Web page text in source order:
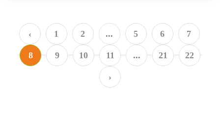
‹ 1 2 ... 5 6 7
8 9 10 11 ... 21 22
›